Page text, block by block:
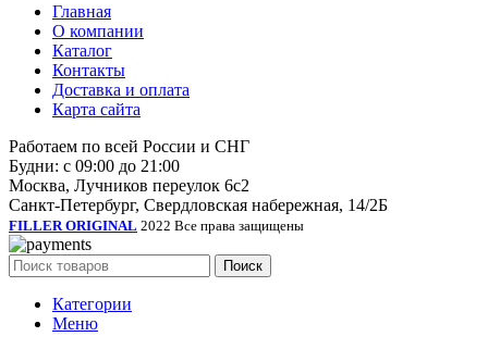
Главная
О компании
Каталог
Контакты
Доставка и оплата
Карта сайта
Работаем по всей России и СНГ
Будни: с 09:00 до 21:00
Москва, Лучников переулок 6с2
Санкт-Петербург, Свердловская набережная, 14/2Б
FILLER ORIGINAL 2022 Все права защищены
Поиск
Категории
Меню